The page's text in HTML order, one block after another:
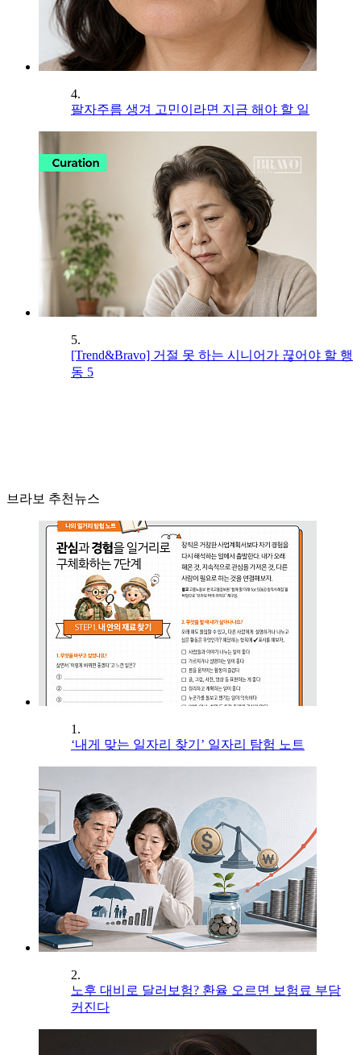
4.
팔자주름 생겨 고민이라면 지금 해야 할 일
5.
[Trend&Bravo] 거절 못 하는 시니어가 끊어야 할 행
동 5
브라보 추천뉴스
1.
‘내게 맞는 일자리 찾기’ 일자리 탐험 노트
2.
노후 대비로 달러보험? 환율 오르면 보험료 부담
커진다